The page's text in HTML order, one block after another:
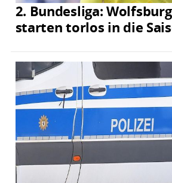
2. Bundesliga:
starten torlos in die